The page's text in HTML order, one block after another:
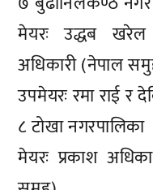
मेयरः उद्धब
अधिकारी (नेपाल
उपमेयरः रमा राई र
८ टोखा नगरपालिका
मेयरः प्रकाश